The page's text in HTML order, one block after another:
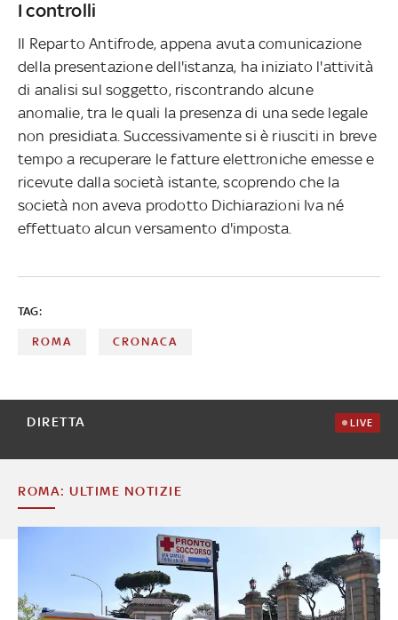
I controlli
Il Reparto Antifrode, appena avuta comunicazione
della presentazione dell'istanza, ha iniziato l'attività
di analisi sul soggetto, riscontrando alcune
anomalie, tra le quali la presenza di una sede legale
non presidiata. Successivamente si è riusciti in breve
tempo a recuperare le fatture elettroniche emesse e
ricevute dalla società istante, scoprendo che la
società non aveva prodotto Dichiarazioni Iva né
effettuato alcun versamento d'imposta.
TAG:
ROMA CRONACA
DIRETTA LIVE
ROMA: ULTIME NOTIZIE